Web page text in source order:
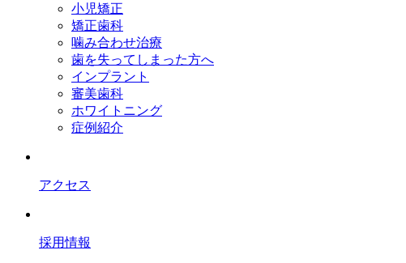
小児矯正
矯正歯科
噛み合わせ治療
歯を失ってしまった方へ
インプラント
審美歯科
ホワイトニング
症例紹介
アクセス
採用情報